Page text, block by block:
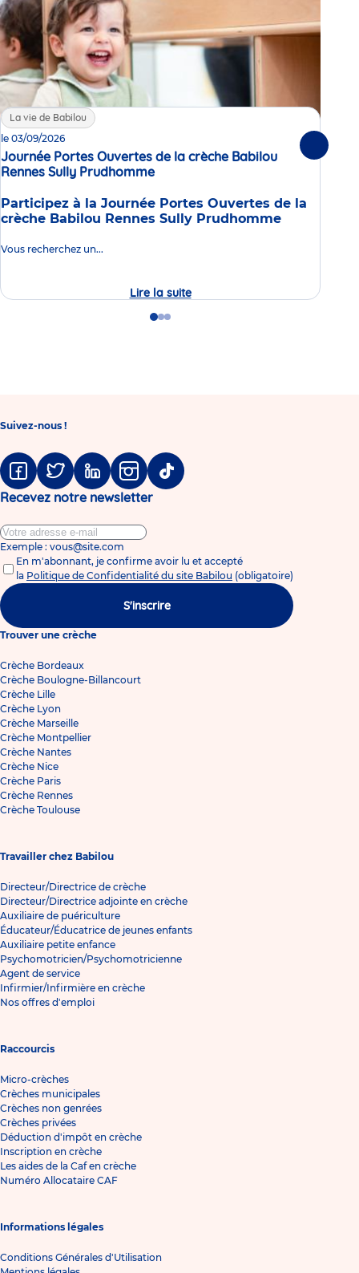
La vie de Babilou
le 03/09/2026
Journée Portes Ouvertes de la crèche Babilou
Rennes Sully Prudhomme
Participez à la Journée Portes Ouvertes de la
crèche Babilou Rennes Sully Prudhomme
Vous recherchez un...
Lire la suiteJournée
Portes
GoGoGo
Suivez-nous !
FacebookTwitter LinkedinInstagramTiktok
Recevez notre newsletter
Exemple : vous@site.com
En m'abonnant, je confirme avoir lu et accepté
la Politique de Confidentialité du site Babilou (obligatoire)
S'inscrire
Trouver une crèche
Crèche Bordeaux
Crèche Boulogne-Billancourt
Crèche Lille
Crèche Lyon
Crèche Marseille
Crèche Montpellier
Crèche Nantes
Crèche Nice
Crèche Paris
Crèche Rennes
Crèche Toulouse
Travailler chez Babilou
Directeur/Directrice de crèche
Directeur/Directrice adjointe en crèche
Auxiliaire de puériculture
Éducateur/Éducatrice de jeunes enfants
Auxiliaire petite enfance
Psychomotricien/Psychomotricienne
Agent de service
Infirmier/Infirmière en crèche
Nos offres d'emploi
Raccourcis
Micro-crèches
Crèches municipales
Crèches non genrées
Crèches privées
Déduction d'impôt en crèche
Inscription en crèche
Les aides de la Caf en crèche
Numéro Allocataire CAF
Informations légales
Conditions Générales d'Utilisation